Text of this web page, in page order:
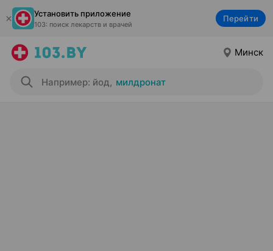
Установить приложение
103: поиск лекарств и врачей
Перейти
Минск
Например: йод, милдронат